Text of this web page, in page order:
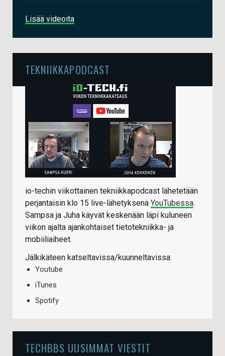
Lisää videoita
TEKNIIKKAPODCAST
io-techin viikottainen tekniikkapodcast lähetetään
perjantaisin klo 15 live-lähetyksenä YouTubessa.
Sampsa ja Juha käyvät keskenään läpi kuluneen
viikon ajalta ajankohtaiset tietotekniikka- ja
mobiiliaiheet.
Jälkikäteen katseltavissa/kuunneltavissa:
Youtube
iTunes
Spotify
TECHBBS UUSIMMAT VIESTIT